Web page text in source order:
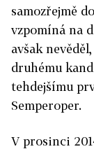
samozřejmě
vzpomíná na
avšak
druhému
tehdejšímu
Semperoper.
V prosinci